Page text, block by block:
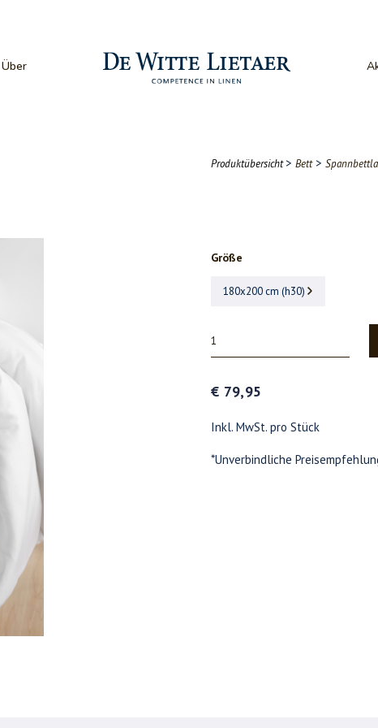
Über
Produktübersicht > Bett>
Größe
180x200 cm (h30)
€ 79,95
Inkl. MwSt. pro Stück
*Unverbindliche